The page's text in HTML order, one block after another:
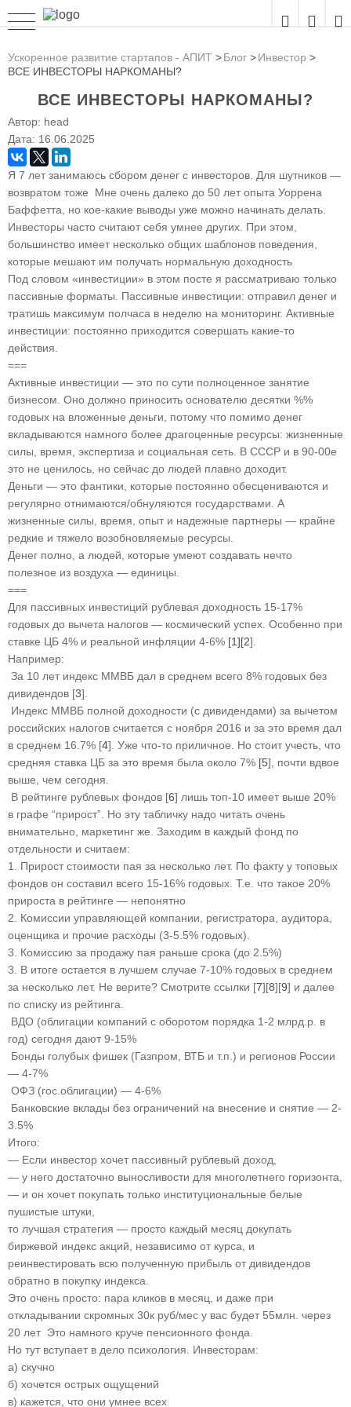
Ускоренное развитие стартапов - АПИТ Блог
Инвестор
ВСЕ ИНВЕСТОРЫ НАРКОМАНЫ?
ВСЕ ИНВЕСТОРЫ НАРКОМАНЫ?
Автор: head
Дата: 16.06.2025
Я 7 лет занимаюсь сбором денег с инвесторов. Для шутников —
возвратом тоже Мне очень далеко до 50 лет опыта Уоррена
Баффетта, но кое-какие выводы уже можно начинать делать.
Инвесторы часто считают себя умнее других. При этом,
большинство имеет несколько общих шаблонов поведения,
которые мешают им получать нормальную доходность
Под словом «инвестиции» в этом посте я рассматриваю только
пассивные форматы. Пассивные инвестиции: отправил денег и
тратишь максимум полчаса в неделю на мониторинг. Активные
инвестиции: постоянно приходится совершать какие-то
действия.
===
Активные инвестиции — это по сути полноценное занятие
бизнесом. Оно должно приносить основателю десятки %%
годовых на вложенные деньги, потому что помимо денег
вкладываются намного более драгоценные ресурсы: жизненные
силы, время, экспертиза и социальная сеть. В СССР и в 90-00е
это не ценилось, но сейчас до людей плавно доходит.
Деньги — это фантики, которые постоянно обесцениваются и
регулярно отнимаются/обнуляются государствами. А
жизненные силы, время, опыт и надежные партнеры — крайне
редкие и тяжело возобновляемые ресурсы.
Денег полно, а людей, которые умеют создавать нечто
полезное из воздуха — единицы.
===
Для пассивных инвестиций рублевая доходность 15-17%
годовых до вычета налогов — космический успех. Особенно при
ставке ЦБ 4% и реальной инфляции 4-6% [1][2].
Например:
За 10 лет индекс ММВБ дал в среднем всего 8% годовых без
дивидендов [3].
Индекс ММВБ полной доходности (с дивидендами) за вычетом
российских налогов считается с ноября 2016 и за это время дал
в среднем 16.7% [4]. Уже что-то приличное. Но стоит учесть, что
средняя ставка ЦБ за это время была около 7% [5], почти вдвое
выше, чем сегодня.
В рейтинге рублевых фондов [6] лишь топ-10 имеет выше 20%
в графе “прирост”. Но эту табличку надо читать очень
внимательно, маркетинг же. Заходим в каждый фонд по
отдельности и считаем:
1. Прирост стоимости пая за несколько лет. По факту у топовых
фондов он составил всего 15-16% годовых. Т.е. что такое 20%
прироста в рейтинге — непонятно
2. Комиссии управляющей компании, регистратора, аудитора,
оценщика и прочие расходы (3-5.5% годовых).
3. Комиссию за продажу пая раньше срока (до 2.5%)
3. В итоге остается в лучшем случае 7-10% годовых в среднем
за несколько лет. Не верите? Смотрите ссылки [7][8][9] и далее
по списку из рейтинга.
ВДО (облигации компаний с оборотом порядка 1-2 млрд.р. в
год) сегодня дают 9-15%
Бонды голубых фишек (Газпром, ВТБ и т.п.) и регионов России
— 4-7%
ОФЗ (гос.облигации) — 4-6%
Банковские вклады без ограничений на внесение и снятие — 2-
3.5%
Итого:
— Если инвестор хочет пассивный рублевый доход,
— у него достаточно выносливости для многолетнего горизонта,
— и он хочет покупать только институциональные белые
пушистые штуки,
то лучшая стратегия — просто каждый месяц докупать
биржевой индекс акций, независимо от курса, и
реинвестировать всю полученную прибыль от дивидендов
обратно в покупку индекса.
Это очень просто: пара кликов в месяц, и даже при
откладывании скромных 30к руб/мес у вас будет 55млн. через
20 лет Это намного круче пенсионного фонда.
Но тут вступает в дело психология. Инвесторам:
а) скучно
б) хочется острых ощущений
в) кажется, что они умнее всех